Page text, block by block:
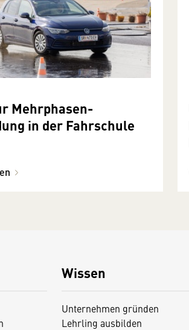
Mehrphasen­
in der Fahrschule
Wissen
Unternehmen gründen
Lehrling ausbilden